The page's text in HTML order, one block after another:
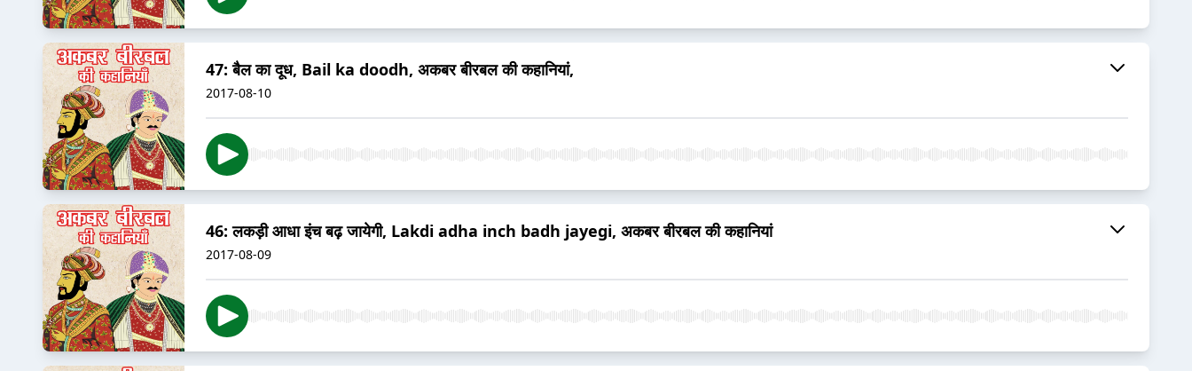
47: बैल का दूध, Bail ka doodh, अकबर बीरबल की कहानियां,
2017-08-10
46: लकड़ी आधा इंच बढ़ जायेगी, Lakdi adha inch badh jayegi, अकबर बीरबल की कहानियां
2017-08-09